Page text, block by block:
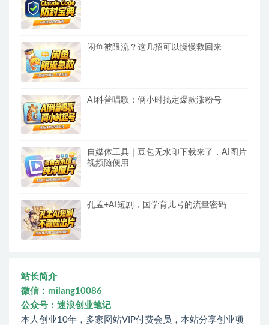
闲鱼被限流？这几招可以慢慢救回来
AI科普唱歌：俩小时搞定爆款涨粉号
自媒体工具｜豆包无水印下载来了，AI图片
视频随便用
孔孟+AI短剧，国学育儿号的流量密码
站长简介
微信：milang10086
公众号：迷浪创业笔记
本人创业10年，多家网站VIP付费会员，本站分享创业项